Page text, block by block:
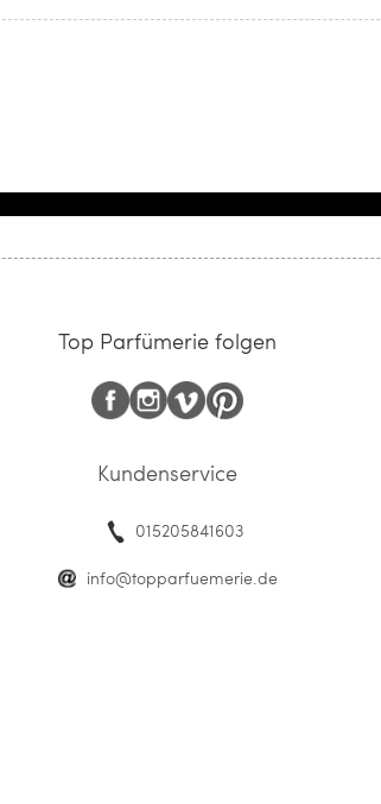
Top Parfümerie folgen
Kundenservice
015205841603
info@topparfuemerie.de